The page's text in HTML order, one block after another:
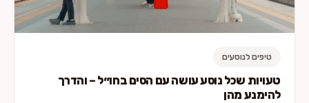
טיפים לנוסעים
טעויות שכל נוסע עושה עם הסים בחו״ל – והדרך
להימנע מהן